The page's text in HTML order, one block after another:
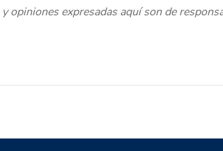
opiniones expresadas aquí son de